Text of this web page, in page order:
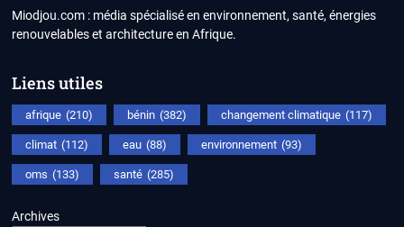
Miodjou.com : média spécialisé en environnement, santé, énergies
renouvelables et architecture en Afrique.
Liens utiles
afrique (210) bénin (382) changement climatique (117)
climat (112) eau (88) environnement (93)
oms (133) santé (285)
Archives